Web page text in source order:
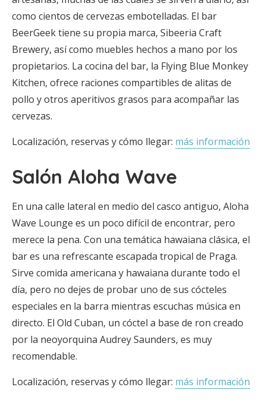
como cientos de cervezas embotelladas. El bar
BeerGeek tiene su propia marca, Sibeeria Craft
Brewery, así como muebles hechos a mano por los
propietarios. La cocina del bar, la Flying Blue Monkey
Kitchen, ofrece raciones compartibles de alitas de
pollo y otros aperitivos grasos para acompañar las
cervezas.
Localización, reservas y cómo llegar: más información
Salón Aloha Wave
En una calle lateral en medio del casco antiguo, Aloha
Wave Lounge es un poco difícil de encontrar, pero
merece la pena. Con una temática hawaiana clásica, el
bar es una refrescante escapada tropical de Praga.
Sirve comida americana y hawaiana durante todo el
día, pero no dejes de probar uno de sus cócteles
especiales en la barra mientras escuchas música en
directo. El Old Cuban, un cóctel a base de ron creado
por la neoyorquina Audrey Saunders, es muy
recomendable.
Localización, reservas y cómo llegar: más información